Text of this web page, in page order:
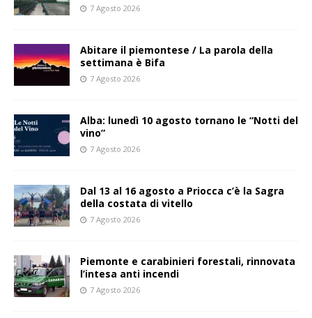
7 Agosto 2026
Abitare il piemontese / La parola della
settimana è Bifa
7 Agosto 2026
Alba: lunedì 10 agosto tornano le “Notti del
vino”
7 Agosto 2026
Dal 13 al 16 agosto a Priocca c’è la Sagra
della costata di vitello
7 Agosto 2026
Piemonte e carabinieri forestali, rinnovata
l’intesa anti incendi
7 Agosto 2026